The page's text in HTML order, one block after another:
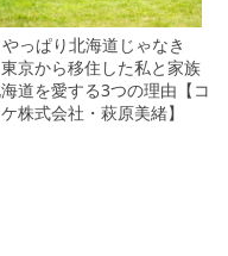
やっぱり北海道じゃなき
京から移住した私と家族
道を愛する3つの理由【コ
株式会社・萩原美緒】